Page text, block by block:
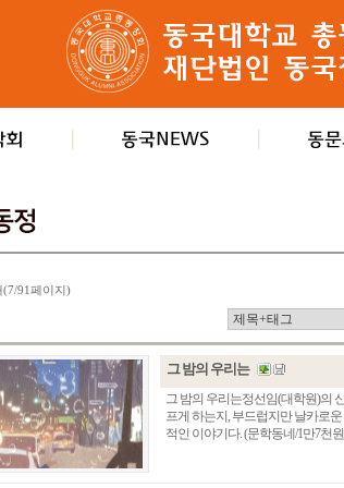
(7/91페이지)
그 밤의 우리는
그 밤의 우리는정선임(대학원)의
프게 하는지, 부드럽지만 날카로
적인 이야기다. (문학동네/1만7천